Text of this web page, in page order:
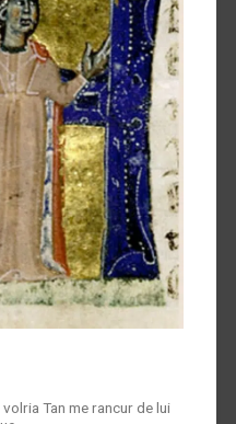
Tan me rancur de lui